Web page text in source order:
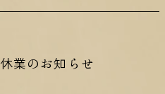
業のお知らせ